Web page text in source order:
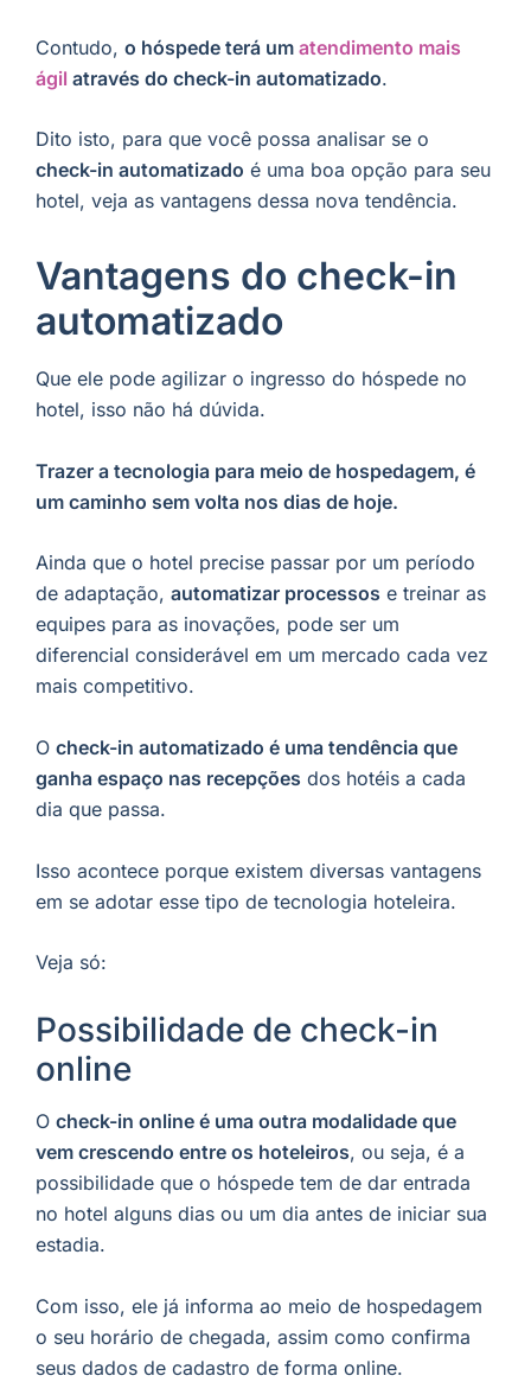
Contudo, o hóspede terá um atendimento mais
ágil através do check-in automatizado.
Dito isto, para que você possa analisar se o
check-in automatizado é uma boa opção para seu
hotel, veja as vantagens dessa nova tendência.
Vantagens do check-in
automatizado
Que ele pode agilizar o ingresso do hóspede no
hotel, isso não há dúvida.
Trazer a tecnologia para meio de hospedagem, é
um caminho sem volta nos dias de hoje.
Ainda que o hotel precise passar por um período
de adaptação, automatizar processos e treinar as
equipes para as inovações, pode ser um
diferencial considerável em um mercado cada vez
mais competitivo.
O check-in automatizado é uma tendência que
ganha espaço nas recepções dos hotéis a cada
dia que passa.
Isso acontece porque existem diversas vantagens
em se adotar esse tipo de tecnologia hoteleira.
Veja só:
Possibilidade de check-in
online
O check-in online é uma outra modalidade que
vem crescendo entre os hoteleiros, ou seja, é a
possibilidade que o hóspede tem de dar entrada
no hotel alguns dias ou um dia antes de iniciar sua
estadia.
Com isso, ele já informa ao meio de hospedagem
o seu horário de chegada, assim como confirma
seus dados de cadastro de forma online.